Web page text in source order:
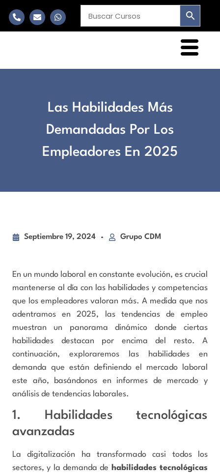
Las Habilidades Más
Demandadas Por Los
Empleadores En 2025
Septiembre 19, 2024 Grupo CDM
En un mundo laboral en constante evolución, es crucial
mantenerse al día con las habilidades y competencias
que los empleadores valoran más. A medida que nos
adentramos en 2025, las tendencias de empleo
muestran un panorama dinámico donde ciertas
habilidades destacan por encima del resto. A
continuación, exploraremos las habilidades en
demanda que están definiendo el mercado laboral
este año, basándonos en informes de mercado y
análisis de tendencias laborales.
1. Habilidades tecnológicas
avanzadas
La digitalización ha transformado casi todos los
sectores, y la demanda de habilidades tecnológicas